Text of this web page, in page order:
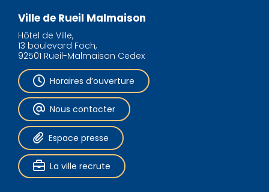
Ville de Rueil Malmaison
Hôtel de Ville,
13 boulevard Foch,
92501 Rueil-Malmaison Cedex
Horaires d’ouverture
Nous contacter
Espace presse
La ville recrute